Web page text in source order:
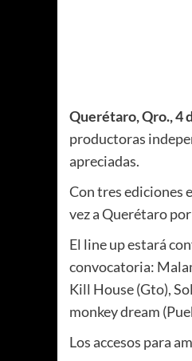
Querétaro, Qro., 4
productoras
apreciadas.
Con tres ediciones
vez a Querétaro
El line up estará
convocatoria:
Kill House (Gto),
monkey dream
Los accesos para